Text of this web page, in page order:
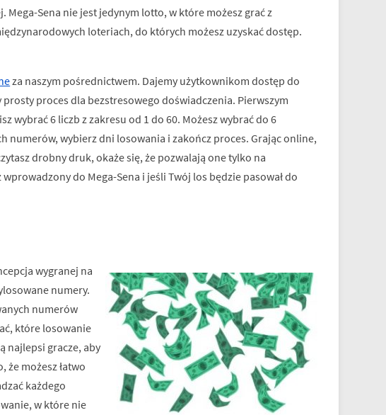
Sena nie jest jedynym lotto, w które możesz grać z
loteriach, do których możesz uzyskać dostęp.
za naszym pośrednictwem. Dajemy użytkownikom dostęp do
prosty proces dla bezstresowego doświadczenia. Pierwszym
6 liczb z zakresu od 1 do 60. Możesz wybrać do 6
numerów, wybierz dni losowania i zakończ proces. Grając online,
drobny druk, okaże się, że pozwalają one tylko na
do Mega-Sena i jeśli Twój los będzie pasował do
wygranej na
numery.
numerów
które losowanie
najlepsi gracze, aby
że możesz łatwo
każdego
w które nie